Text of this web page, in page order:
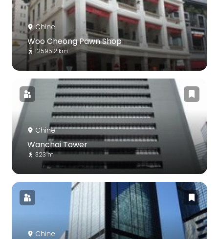
Chine
Woo Cheong Pawn Shop
12595.2 km
Chine
Wanchai Tower
323 m
Chine